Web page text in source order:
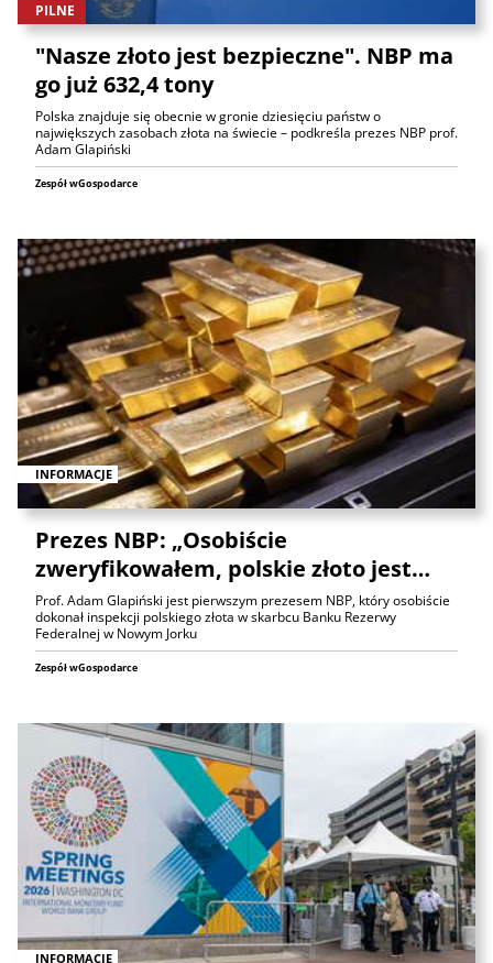
PILNE
"Nasze złoto jest bezpieczne". NBP ma
go już 632,4 tony
Polska znajduje się obecnie w gronie dziesięciu państw o
największych zasobach złota na świecie – podkreśla prezes NBP prof.
Adam Glapiński
Zespół wGospodarce
INFORMACJE
Prezes NBP: „Osobiście
zweryfikowałem, polskie złoto jest…
Prof. Adam Glapiński jest pierwszym prezesem NBP, który osobiście
dokonał inspekcji polskiego złota w skarbcu Banku Rezerwy
Federalnej w Nowym Jorku
Zespół wGospodarce
INFORMACJE